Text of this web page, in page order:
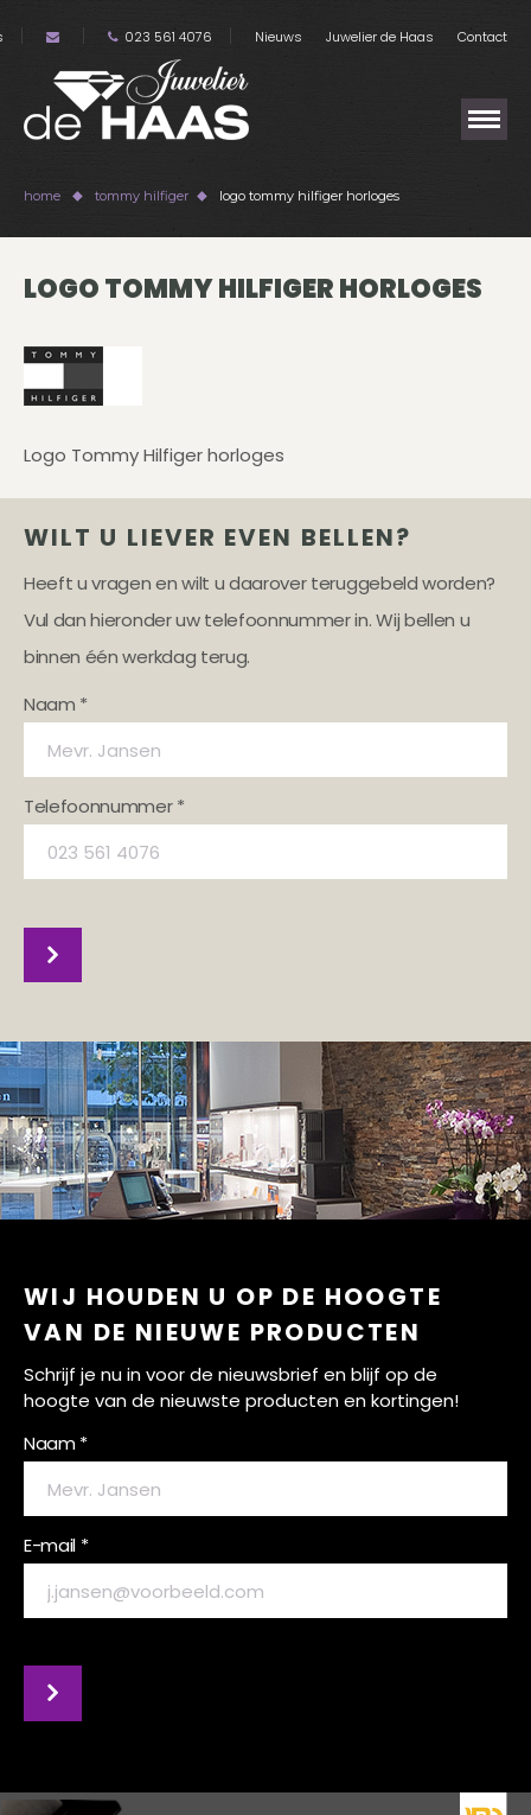
023 561 4076 Nieuws Juwelier de Haas Contact
home tommy hilfiger logo tommy hilfiger horloges
LOGO TOMMY HILFIGER HORLOGES
Logo Tommy Hilfiger horloges
WILT U LIEVER EVEN BELLEN?
Heeft u vragen en wilt u daarover teruggebeld worden?
Vul dan hieronder uw telefoonnummer in. Wij bellen u
binnen één werkdag terug.
Naam *
Telefoonnummer *
WIJ HOUDEN U OP DE HOOGTE
VAN DE NIEUWE PRODUCTEN
Schrijf je nu in voor de nieuwsbrief en blijf op de
hoogte van de nieuwste producten en kortingen!
Naam *
E-mail *